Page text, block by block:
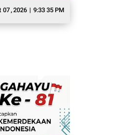
07,2026 | 9:33 37 PM
Simpang Betung - Pintas Tak Dianggarkan di